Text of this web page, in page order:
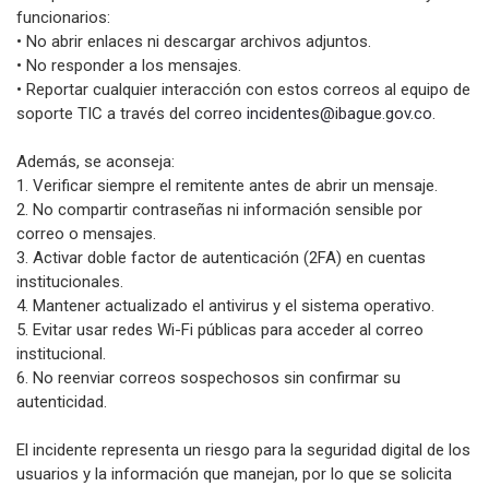
funcionarios:
• No abrir enlaces ni descargar archivos adjuntos.
• No responder a los mensajes.
• Reportar cualquier interacción con estos correos al equipo de
soporte TIC a través del correo incidentes@ibague.gov.co.
Además, se aconseja:
1. Verificar siempre el remitente antes de abrir un mensaje.
2. No compartir contraseñas ni información sensible por
correo o mensajes.
3. Activar doble factor de autenticación (2FA) en cuentas
institucionales.
4. Mantener actualizado el antivirus y el sistema operativo.
5. Evitar usar redes Wi-Fi públicas para acceder al correo
institucional.
6. No reenviar correos sospechosos sin confirmar su
autenticidad.
El incidente representa un riesgo para la seguridad digital de los
usuarios y la información que manejan, por lo que se solicita